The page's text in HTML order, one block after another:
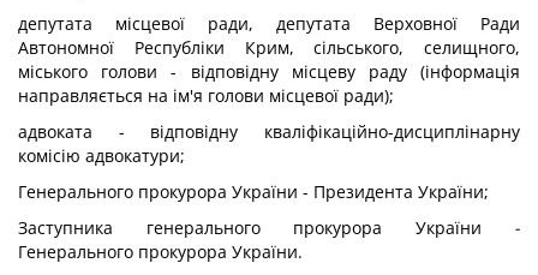
депутата місцевої ради, депутата Верховної Ради
Автономної Республіки Крим, сільського, селищного,
міського голови - відповідну місцеву раду (інформація
направляється на ім'я голови місцевої ради);
адвоката - відповідну кваліфікаційно-дисциплінарну
комісію адвокатури;
Генерального прокурора України - Президента України;
Заступника генерального прокурора України -
Генерального прокурора України.